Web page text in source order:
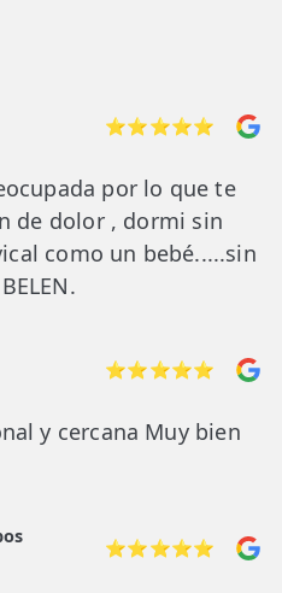
⭐⭐⭐⭐⭐
por lo que te
de dolor , dormi sin
como un bebé.....sin
⭐⭐⭐⭐⭐
y cercana Muy bien
⭐⭐⭐⭐⭐